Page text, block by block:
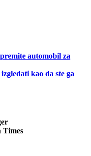
automobil za
kao da ste ga
Times